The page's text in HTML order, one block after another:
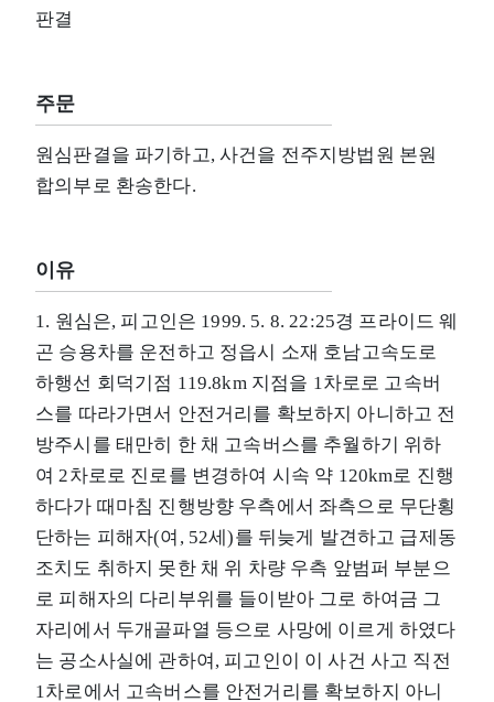
판결
주문
원심판결을 파기하고, 사건을 전주지방법원 본원
합의부로 환송한다.
이유
1. 원심은, 피고인은 1999. 5. 8. 22:25경 프라이드 웨
곤 승용차를 운전하고 정읍시 소재 호남고속도로
하행선 회덕기점 119.8km 지점을 1차로로 고속버
스를 따라가면서 안전거리를 확보하지 아니하고 전
방주시를 태만히 한 채 고속버스를 추월하기 위하
여 2차로로 진로를 변경하여 시속 약 120km로 진행
하다가 때마침 진행방향 우측에서 좌측으로 무단횡
단하는 피해자(여, 52세)를 뒤늦게 발견하고 급제동
조치도 취하지 못한 채 위 차량 우측 앞범퍼 부분으
로 피해자의 다리부위를 들이받아 그로 하여금 그
자리에서 두개골파열 등으로 사망에 이르게 하였다
는 공소사실에 관하여, 피고인이 이 사건 사고 직전
1차로에서 고속버스를 안전거리를 확보하지 아니